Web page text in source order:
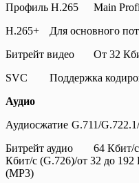
Профиль H.265
Main
H.265+
Для основного
Битрейт видео
От 32
SVC
Поддержка
Аудио
Аудиосжатие G.711/
Битрейт аудио
64 Кбит/
Кбит/с (G.726)/от 32 до
(MP3)